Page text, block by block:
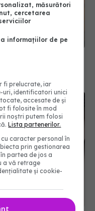
la soare?
acest obicei
măsurători
cercetarea
informațiilor de pe
fi prelucrate, iar
uri, identificatori unici
accesate de și
fi folosite în mod
noștri putem folosi
Lista partenerilor.
caracter personal în
prin gestionarea
partea de jos a
a vă retrage
și cookie-